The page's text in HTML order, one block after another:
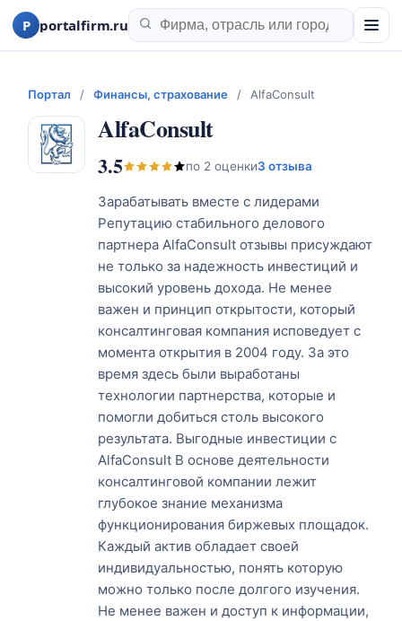
P portalfirm.ru
Портал / Финансы, страхование / AlfaConsult
AlfaConsult
3.5 по 2 оценки3 отзыва
Зарабатывать вместе с лидерами
Репутацию стабильного делового
партнера AlfaConsult отзывы присуждают
не только за надежность инвестиций и
высокий уровень дохода. Не менее
важен и принцип открытости, который
консалтинговая компания исповедует с
момента открытия в 2004 году. За это
время здесь были выработаны
технологии партнерства, которые и
помогли добиться столь высокого
результата. Выгодные инвестиции с
AlfaConsult В основе деятельности
консалтинговой компании лежит
глубокое знание механизма
функционирования биржевых площадок.
Каждый актив обладает своей
индивидуальностью, понять которую
можно только после долгого изучения.
Не менее важен и доступ к информации,